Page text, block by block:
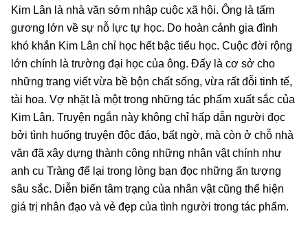
Kim Lân là nhà văn sớm nhập cuộc xã hội. Ông là tấm
gương lớn về sự nỗ lực tự học. Do hoàn cảnh gia đình
khó khắn Kim Lân chỉ học hết bậc tiểu học. Cuộc đời rộng
lớn chính là trường đại học của ông. Đấy là cơ sở cho
những trang viết vừa bề bộn chất sống, vừa rất đỗi tinh tế,
tài hoa. Vợ nhặt là một trong những tác phẩm xuất sắc của
Kim Lân. Truyện ngắn này không chỉ hấp dẫn người đọc
bởi tình huống truyện độc đáo, bất ngờ, mà còn ở chỗ nhà
văn đã xây dựng thành công những nhân vật chính như
anh cu Tràng để lại trong lòng bạn đọc những ấn tượng
sâu sắc. Diễn biến tâm trạng của nhân vật cũng thể hiện
giá trị nhân đạo và vẻ đẹp của tình người trong tác phẩm.